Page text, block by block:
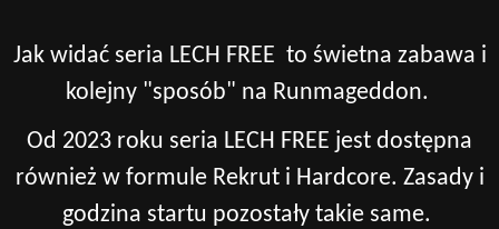
Jak widać seria LECH FREE to świetna zabawa i
kolejny "sposób" na Runmageddon.
Od 2023 roku seria LECH FREE jest dostępna
również w formule Rekrut i Hardcore. Zasady i
godzina startu pozostały takie same.